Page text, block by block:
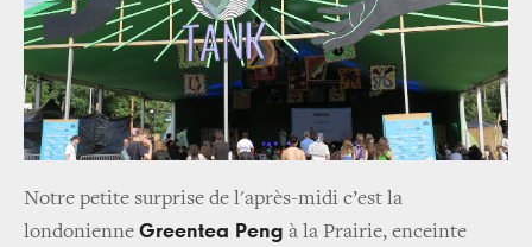
Notre petite surprise de l'après-midi c’est la
londonienne Greentea Peng à la Prairie, enceinte